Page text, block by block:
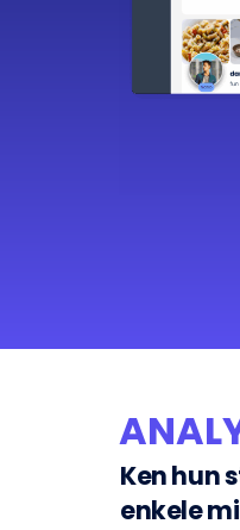
Ken hun
enkele